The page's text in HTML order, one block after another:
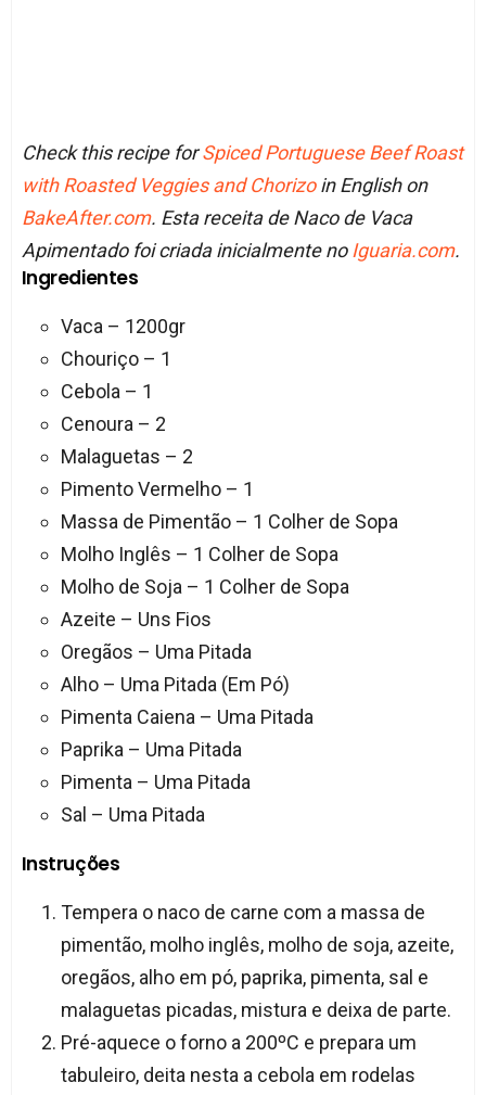
Check this recipe forSpiced Portuguese Beef Roast
with Roasted Veggies and Chorizoin English on
BakeAfter.com. Esta receita de Naco de Vaca
Apimentado foi criada inicialmente noIguaria.com.
Ingredientes
Vaca – 1200gr
Chouriço – 1
Cebola – 1
Cenoura – 2
Malaguetas – 2
Pimento Vermelho – 1
Massa de Pimentão – 1 Colher de Sopa
Molho Inglês – 1 Colher de Sopa
Molho de Soja – 1 Colher de Sopa
Azeite – Uns Fios
Oregãos – Uma Pitada
Alho – Uma Pitada (Em Pó)
Pimenta Caiena – Uma Pitada
Paprika – Uma Pitada
Pimenta – Uma Pitada
Sal – Uma Pitada
Instruções
Tempera o naco de carne com a massa de
pimentão, molho inglês, molho de soja, azeite,
oregãos, alho em pó, paprika, pimenta, sal e
malaguetas picadas, mistura e deixa de parte.
Pré-aquece o forno a 200ºC e prepara um
tabuleiro, deita nesta a cebola em rodelas